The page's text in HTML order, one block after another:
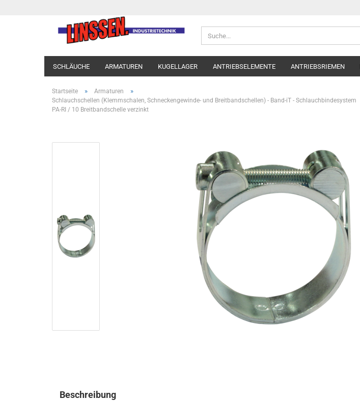
SCHLÄUCHE ARMATUREN KUGELLAGER ANTRIEBSELEMENTE ANTRIEBSRIEMEN
Startseite » Armaturen »
Schlauchschellen (Klemmschalen, Schneckengewinde- und Breitbandschellen) - Band-iT - Schlauchbindesystem
PA-RI / 10 Breitbandschelle verzinkt
Beschreibung